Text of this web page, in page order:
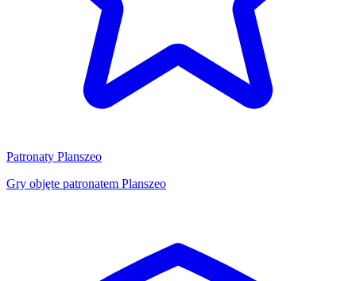
Patronaty Planszeo
Gry objęte patronatem Planszeo